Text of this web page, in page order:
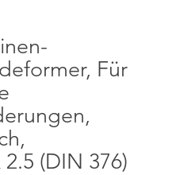
Für
(DIN 376)